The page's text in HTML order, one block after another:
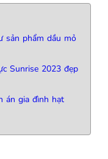
sản phẩm dầu mỏ
Sunrise 2023 đẹp
án gia đình hạt